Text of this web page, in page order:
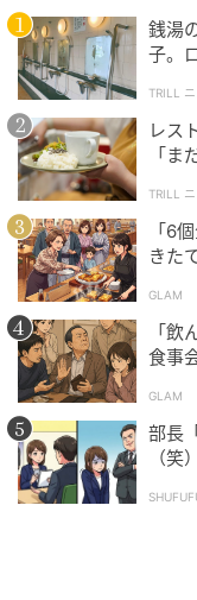
り、周囲の困って
のは少しもったい
年齢を重ねた今だ
りと分かり始めまし
「あのとき、もっ
言い方ができたか
マートに席を譲っ
に、いつでも周囲
い」と改めて感じま
【体験者：40代・
月】
※本記事は、執筆ラ
ーがヒアリングし
個人が特定されな
銭湯
子。
中で
TRILL
レス
「
せん
TRILL
「6
きた
GLAM
「飲
食事
GLAM
部長
（